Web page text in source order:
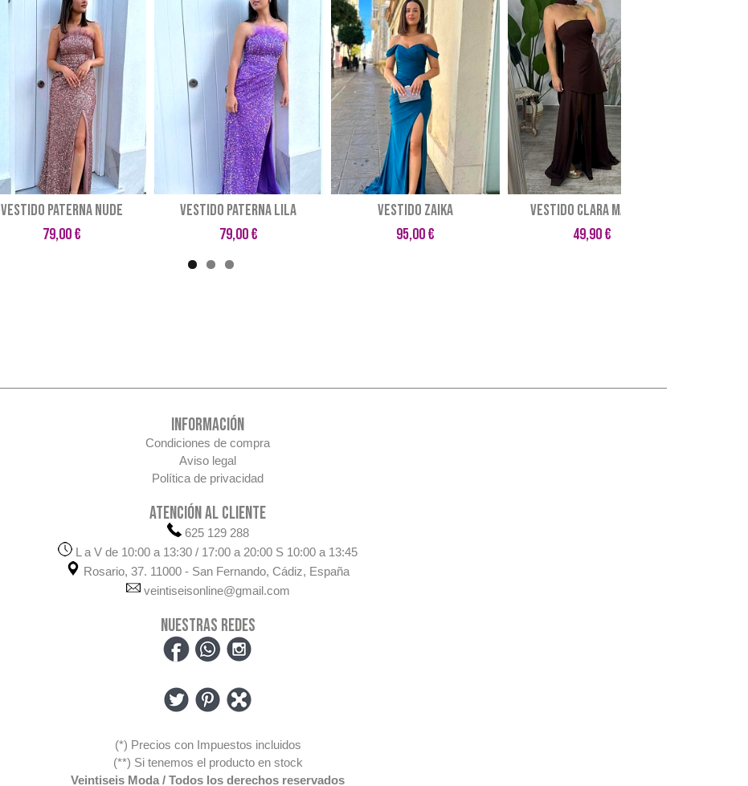
Vestido Paterna nude
79,00 €
Vestido Paterna lila
79,00 €
VESTIDO ZAIKA
95,00 €
VESTIDO CLARA MARRÓN
49,90 €
INFORMACIÓN
Condiciones de compra
Aviso legal
Política de privacidad
ATENCIÓN AL CLIENTE
625 129 288
L a V de 10:00 a 13:30 / 17:00 a 20:00 S 10:00 a 13:45
Rosario, 37. 11000 - San Fernando, Cádiz, España
veintiseisonline@gmail.com
NUESTRAS REDES
(*) Precios con Impuestos incluidos
(**) Si tenemos el producto en stock
Veintiseis Moda / Todos los derechos reservados